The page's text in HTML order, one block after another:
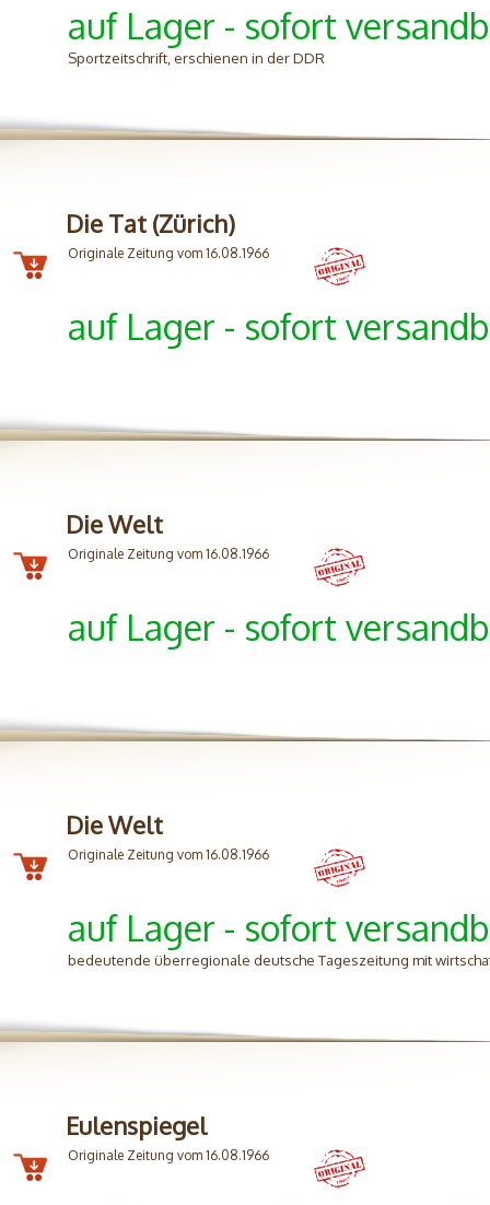
auf Lager - sofort
Sportzeitschrift, erschienen in der DDR
Die Tat (Zürich)
Originale Zeitung vom 16.08.1966
auf Lager - sofort
Die Welt
Originale Zeitung vom 16.08.1966
auf Lager - sofort
Die Welt
Originale Zeitung vom 16.08.1966
auf Lager - sofort
bedeutende überregionale deutsche Tageszeitung mit
Eulenspiegel
Originale Zeitung vom 16.08.1966